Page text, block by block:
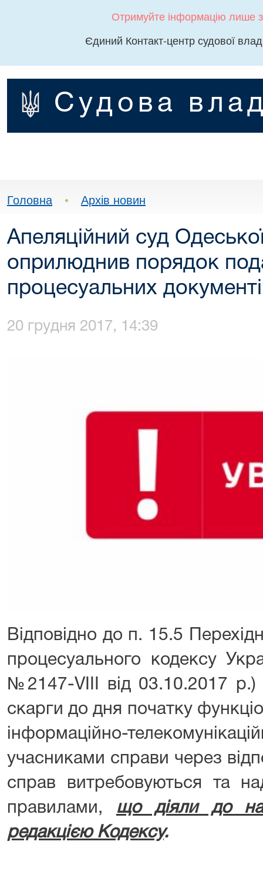
Отримуйте інформацію лише
Єдиний Контакт-центр судової
Судова
Головна • Архів новин
Апеляційний суд
оприлюднив порядок
процесуальних
20 грудня 2017, 14:39
Відповідно до п. 15.5
процесуального кодексу
№2147-VIII від 03.10.2017 р.)
скарги до дня початку
інформаційно-
учасниками справи через
справ витребовуються та
правилами, що діяли до
редакцією Кодексу.